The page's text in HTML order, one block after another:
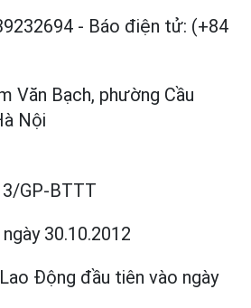
- Báo điện tử: (+84
Văn Bạch, phường Cầu
Nội
GP-BTTT
ngày 30.10.2012
Động đầu tiên vào ngày